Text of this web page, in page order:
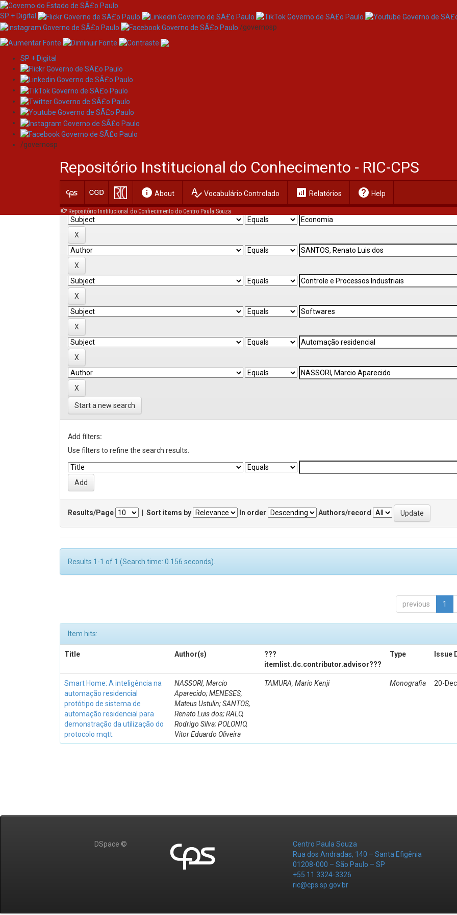
Skip
navigation
SP + Digital
/governosp
SP + Digital
/governosp
Repositório Institucional do Conhecimento - RIC-CPS
info About spellcheck Vocabulário Controlado analytics Relatórios help Help
Repositório Institucional do Conhecimento do Centro Paula Souza
Search
Current filters:
Start a new search
Add filters:
Use filters to refine the search results.
Results/Page Sort items by In order Authors/record
Results 1-1 of 1 (Search time: 0.156 seconds).
previous 1
Item hits:
Title Author(s)
???
itemlist.dc.contributor.advisor???
Type Issue
Smart Home: A inteligência na
automação residencial
protótipo de sistema de
automação residencial para
demonstração da utilização do
protocolo mqtt.
NASSORI, Marcio
Aparecido; MENESES,
Mateus Ustulin; SANTOS,
Renato Luis dos; RALO,
Rodrigo Silva; POLONIO,
Vitor Eduardo Oliveira
TAMURA, Mario Kenji Monografia 20-
DSpace ©
Centro Paula Souza
Rua dos Andradas, 140 – Santa Efigênia
01208-000 – São Paulo – SP
+55 11 3324-3326
ric@cps.sp.gov.br